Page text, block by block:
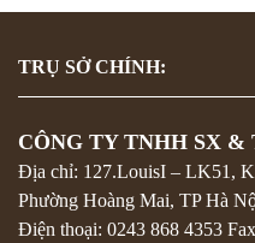
TRỤ SỞ CHÍNH:
CÔNG TY TNHH SX
Địa chỉ: 127.LouisI – LK51,
Phường Hoàng Mai, TP Hà
Điện thoại: 0243 868 4353